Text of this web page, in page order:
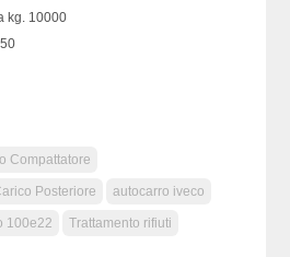
kg. 10000
Compattatore
Posteriore autocarro iveco
100e22 Trattamento rifiuti